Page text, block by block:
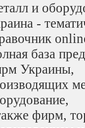
и
-
база
Украины,
фирм,